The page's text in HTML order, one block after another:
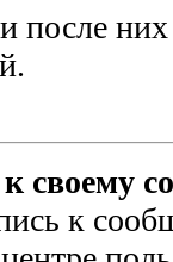
после
своему
к